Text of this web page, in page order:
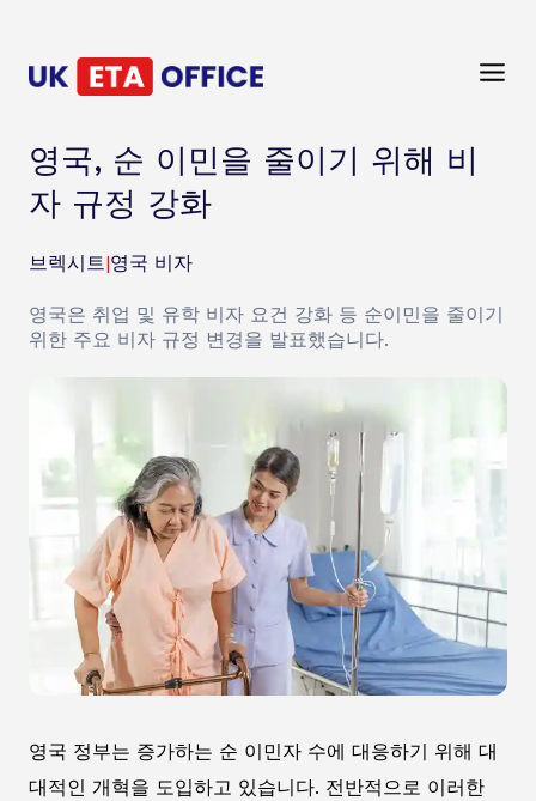
영국, 순 이민을 줄이기 위해 비
자 규정 강화
브렉시트|영국 비자
영국은 취업 및 유학 비자 요건 강화 등 순이민을 줄이기
위한 주요 비자 규정 변경을 발표했습니다.
영국 정부는 증가하는 순 이민자 수에 대응하기 위해 대
대적인 개혁을 도입하고 있습니다. 전반적으로 이러한